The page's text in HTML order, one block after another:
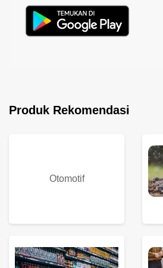
Produk Rekomendasi
Otomotif